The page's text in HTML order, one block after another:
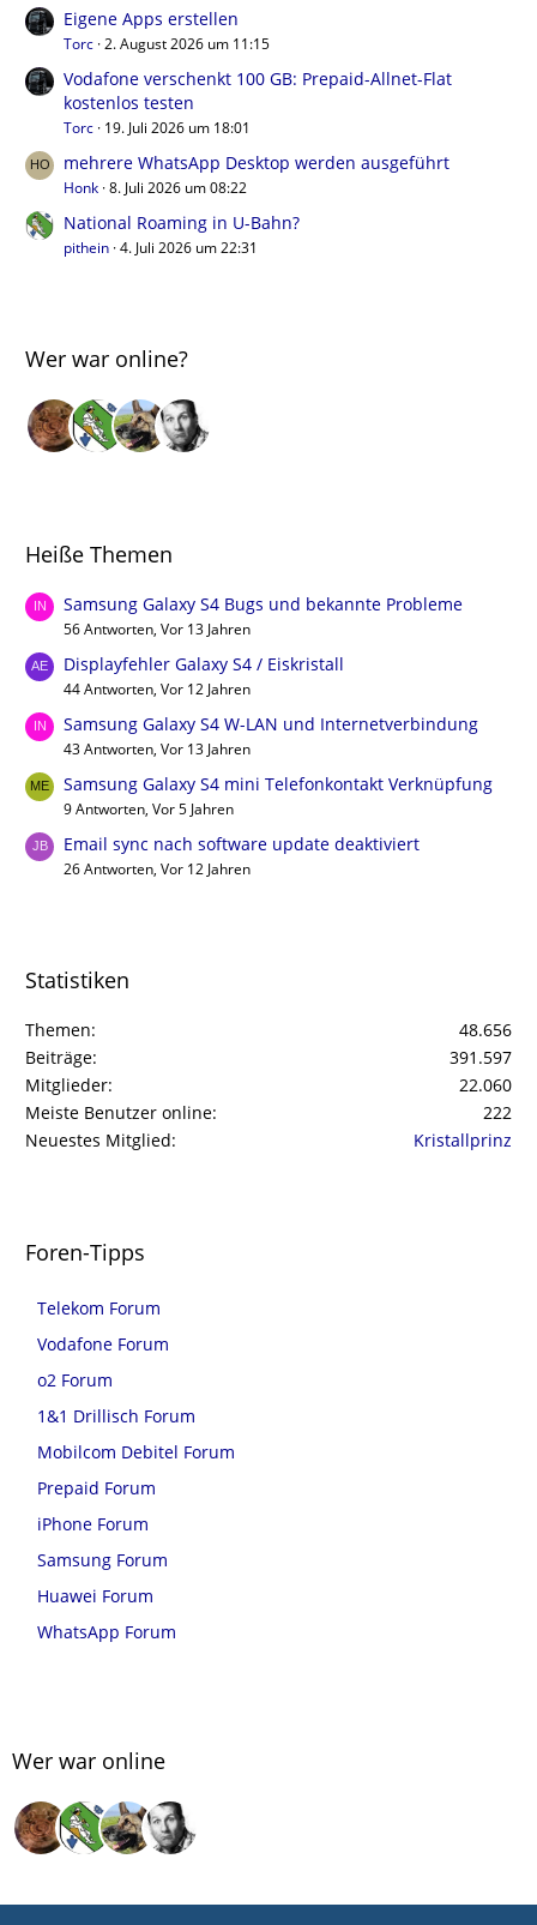
Eigene Apps erstellen
Torc 2. August 2026 um 11:15
Vodafone verschenkt 100 GB: Prepaid-Allnet-Flat
kostenlos testen
Torc 19. Juli 2026 um 18:01
mehrere WhatsApp Desktop werden ausgeführt
Honk 8. Juli 2026 um 08:22
National Roaming in U-Bahn?
pithein 4. Juli 2026 um 22:31
Wer war online?
Heiße Themen
Samsung Galaxy S4 Bugs und bekannte Probleme
56 Antworten, Vor 13 Jahren
Displayfehler Galaxy S4 / Eiskristall
44 Antworten, Vor 12 Jahren
Samsung Galaxy S4 W-LAN und Internetverbindung
43 Antworten, Vor 13 Jahren
Samsung Galaxy S4 mini Telefonkontakt Verknüpfung
9 Antworten, Vor 5 Jahren
Email sync nach software update deaktiviert
26 Antworten, Vor 12 Jahren
Statistiken
Themen
48.656
Beiträge
391.597
Mitglieder
22.060
Meiste Benutzer online
222
Neuestes Mitglied
Kristallprinz
Foren-Tipps
Telekom Forum
Vodafone Forum
o2 Forum
1&1 Drillisch Forum
Mobilcom Debitel Forum
Prepaid Forum
iPhone Forum
Samsung Forum
Huawei Forum
WhatsApp Forum
Wer war online